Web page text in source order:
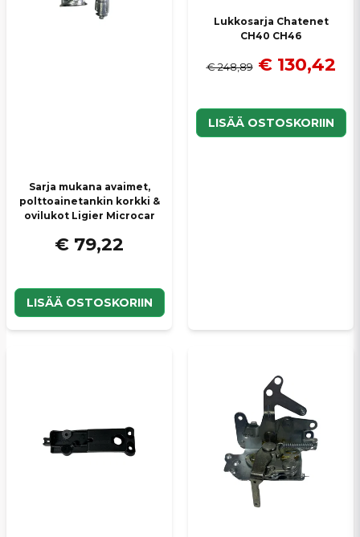
Sarja mukana avaimet,
polttoainetankin korkki &
ovilukot Ligier Microcar
€ 79,22
LISÄÄ OSTOSKORIIN
Lukkosarja Chatenet
CH40 CH46
€ 248,89 € 130,42
LISÄÄ OSTOSKORIIN